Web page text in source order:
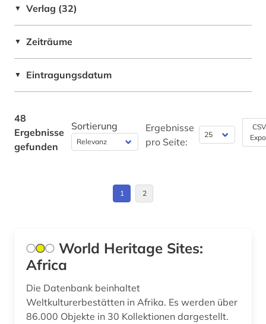
polen (4)
portal (1)
regensburg (1)
rheinland (1)
stadtgestaltung (1)
stadtsanierung (1)
Osteuropa (1)
Sachsen (2)
▼ Verlag (32)
▼ Zeiträume
▼ Eintragungsdatum
48
Ergebnisse
gefunden
Sortierung
Ergebnisse
pro Seite:
1 2
World Heritage Sites:
Africa
Die Datenbank beinhaltet
Weltkulturerbestätten in Afrika. Es werden über
86.000 Objekte in 30 Kollektionen dargestellt.